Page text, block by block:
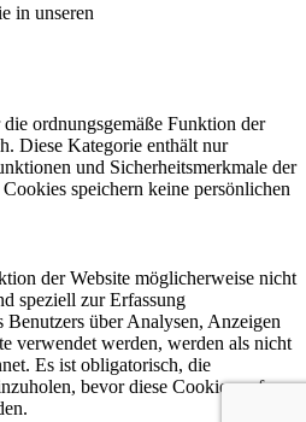
in unseren
ordnungsgemäße Funktion der
Diese Kategorie enthält nur
und Sicherheitsmerkmale der
speichern keine persönlichen
der Website möglicherweise nicht
speziell zur Erfassung
Benutzers über Analysen, Anzeigen
verwendet werden, werden als nicht
Es ist obligatorisch, die
bevor diese Cookies auf